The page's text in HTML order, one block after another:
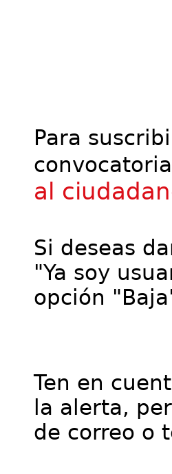
Para
al
Si deseas
"Ya soy
opción
Ten en
la alerta,
de correo o